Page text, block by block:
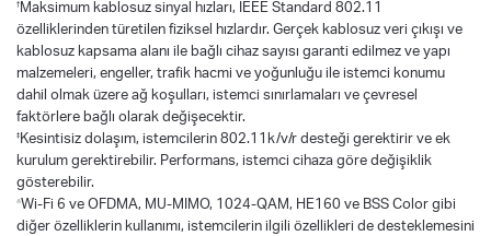
†Maksimum kablosuz sinyal hızları, IEEE Standard 802.11
özelliklerinden türetilen fiziksel hızlardır. Gerçek kablosuz veri çıkışı ve
kablosuz kapsama alanı ile bağlı cihaz sayısı garanti edilmez ve yapı
malzemeleri, engeller, trafik hacmi ve yoğunluğu ile istemci konumu
dahil olmak üzere ağ koşulları, istemci sınırlamaları ve çevresel
faktörlere bağlı olarak değişecektir.
‡Kesintisiz dolaşım, istemcilerin 802.11k/v/r desteği gerektirir ve ek
kurulum gerektirebilir. Performans, istemci cihaza göre değişiklik
gösterebilir.
△Wi-Fi 6 ve OFDMA, MU-MIMO, 1024-QAM, HE160 ve BSS Color gibi
diğer özelliklerin kullanımı, istemcilerin ilgili özellikleri de desteklemesini